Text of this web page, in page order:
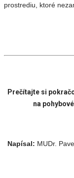
prostrediu, ktoré
Prečítajte si
na
Napísal: MUDr.